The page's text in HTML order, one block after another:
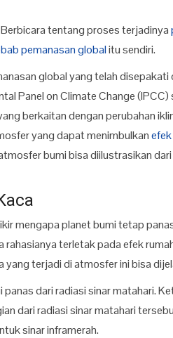
tentang proses terjadinya
pemanasan globalitu sendiri.
global yang telah
Panel on Climate Change
berkaitan dengan perubahan
yang dapat menimbulkan
bumi bisa diilustrasikan
mengapa planet bumi tetap
rahasianya terletak pada efek
yang terjadi di atmosfer ini bisa
panas dari radiasi sinar matahari.
dari radiasi sinar matahari
sinar inframerah.